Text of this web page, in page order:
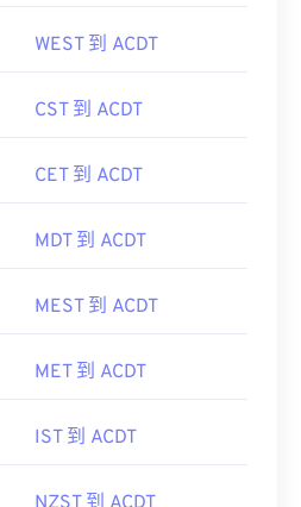
WEST 到 ACDT
CST 到 ACDT
CET 到 ACDT
MDT 到 ACDT
MEST 到 ACDT
MET 到 ACDT
IST 到 ACDT